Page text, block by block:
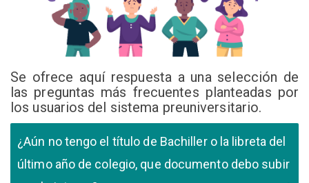
Se ofrece aquí respuesta a una selección de
las preguntas más frecuentes planteadas por
los usuarios del sistema preuniversitario.
¿Aún no tengo el título de Bachiller o la libreta del
último año de colegio, que documento debo subir